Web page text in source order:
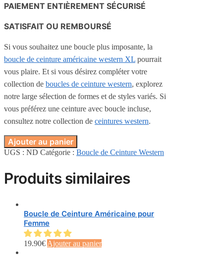
PAIEMENT ENTIÈREMENT SÉCURISÉ
SATISFAIT OU REMBOURSÉ
Si vous souhaitez une boucle plus imposante, la
boucle de ceinture américaine western XL pourrait
vous plaire. Et si vous désirez compléter votre
collection de boucles de ceinture western, explorez
notre large sélection de formes et de styles variés. Si
vous préférez une ceinture avec boucle incluse,
consultez notre collection de ceintures western.
Ajouter au panier
UGS : ND Catégorie : Boucle de Ceinture Western
Produits similaires
Boucle de Ceinture Américaine pour
Femme
19.90€ Ajouter au panier